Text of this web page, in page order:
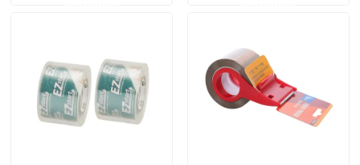
Bande d'emballage de Bopp
Bande de papier d'aluminium